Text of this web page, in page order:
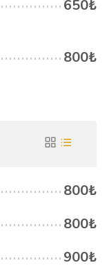
650₺
800₺
800₺
800₺
900₺